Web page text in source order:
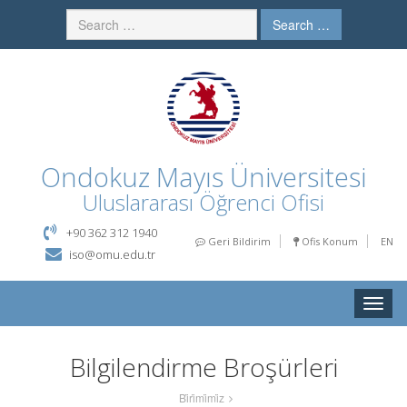
Search …
Ondokuz Mayıs Üniversitesi
Uluslararası Öğrenci Ofisi
Geri Bildirim Ofis Konum EN
+90 362 312 1940
iso@omu.edu.tr
Toggle
Bilgilendirme Broşürleri
Bi̇ri̇mi̇mi̇z